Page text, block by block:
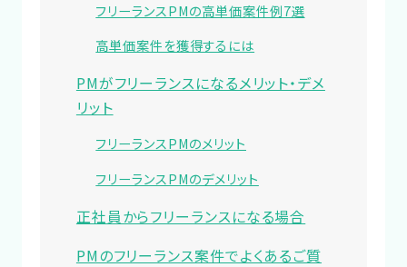
フリーランスPMの高単価案件例7選
高単価案件を獲得するには
PMがフリーランスになるメリット・デメ
リット
フリーランスPMのメリット
フリーランスPMのデメリット
正社員からフリーランスになる場合
PMのフリーランス案件でよくあるご質